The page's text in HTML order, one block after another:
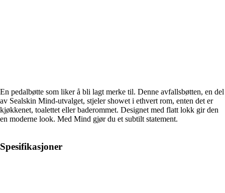
En pedalbøtte som liker å bli lagt merke til. Denne avfallsbøtten, en del
av Sealskin Mind-utvalget, stjeler showet i ethvert rom, enten det er
kjøkkenet, toalettet eller baderommet. Designet med flatt lokk gir den
en moderne look. Med Mind gjør du et subtilt statement.
Spesifikasjoner